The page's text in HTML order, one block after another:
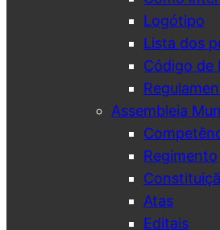
Logótipo
Lista dos
Código de
Assembleia
Regimento
Atas
Editais